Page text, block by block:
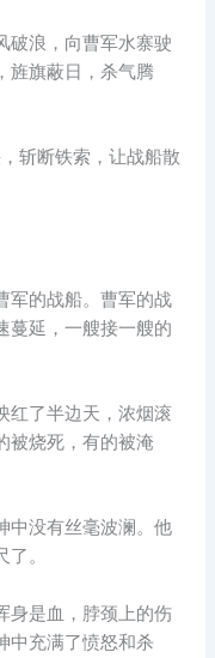
破浪，向曹军水寨驶
旌旗蔽日，杀气腾
斩断铁索，让战船散
军的战船。曹军的战
蔓延，一艘接一艘的
红了半边天，浓烟滚
被烧死，有的被淹
中没有丝毫波澜。他
。
身是血，脖颈上的伤
中充满了愤怒和杀